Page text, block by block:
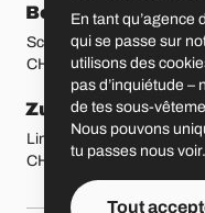
Berne
Schmiedenplatz 5
CH-3011 Berne
Zurich
Limmatstrasse 183
CH-8005 Zurich
En tant qu’agence
qui se passe sur
utilisons des
pas d’inquiétude –
de tes sous-
Nous pouvons
tu passes nous voir.
Tout